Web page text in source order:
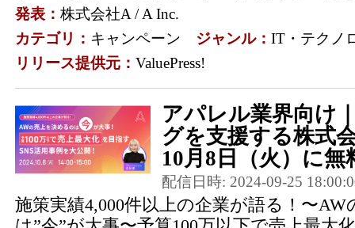
発表： 株式会社A / A Inc.
カテゴリ： キャンペーン ジャンル： IT・テクノ
リリース提供元： ValuePress!
アパレル業界向け
グを支援する株式
10月8日（火）に無
配信日時: 2024-09-25
施策実績4,000件以上の企業が語る！〜